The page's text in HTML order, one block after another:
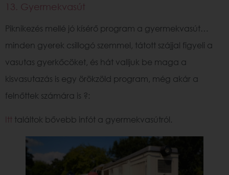
13. Gyermekvasút
Piknikezés mellé jó kísérő program a gyermekvasút…
minden gyerek csillogó szemmel, tátott szájjal figyeli a
vasutas gyerkőcöket, és hát valljuk be maga a
kisvasutazás is egy örökzöld program, még akár a
felnőttek számára is ?:
Itt találtok bővebb infót a gyermekvasútról.